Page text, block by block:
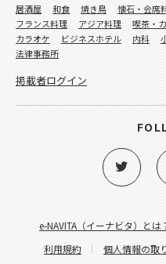
e-NAVITA（イーナビタ）とは
利用規約
個人情報の取
居酒屋 和食 焼き鳥 懐石・会席
フランス料理
アジア料理 喫茶・
カラオケ
ビジネスホテル 内科
法律事務所
掲載者ログイン